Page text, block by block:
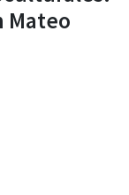
Mateo